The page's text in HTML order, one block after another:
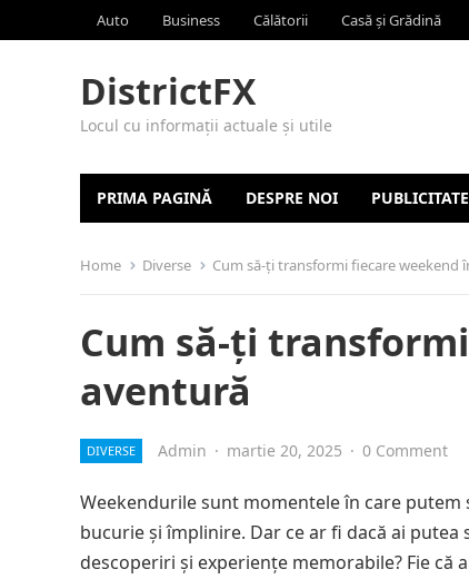
Auto Business Călătorii Casă și Grădină
DistrictFX
Locul cu informații actuale și utile
PRIMA PAGINĂ DESPRE NOI PUBLICITATE
Home Diverse Cum să-ți transformi fiecare weekend
Cum să-ți
aventură
DIVERSE Admin · martie 20, 2025 · 0 Comment
Weekendurile sunt momentele în care
bucurie și împlinire. Dar ce ar fi dacă ai
descoperiri și experiențe memorabile? Fie